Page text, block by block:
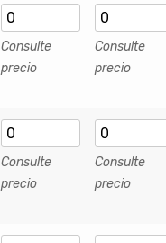
Consulte
precio
Consulte
precio
Consulte
precio
Consulte
precio